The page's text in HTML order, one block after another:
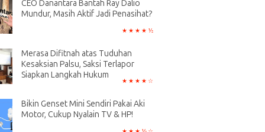
CEO Danantara Bantah Ray Dalio
Mundur, Masih Aktif Jadi Penasihat?
Merasa Difitnah atas Tuduhan
Kesaksian Palsu, Saksi Terlapor
Siapkan Langkah Hukum
Bikin Genset Mini Sendiri Pakai Aki
Motor, Cukup Nyalain TV & HP!